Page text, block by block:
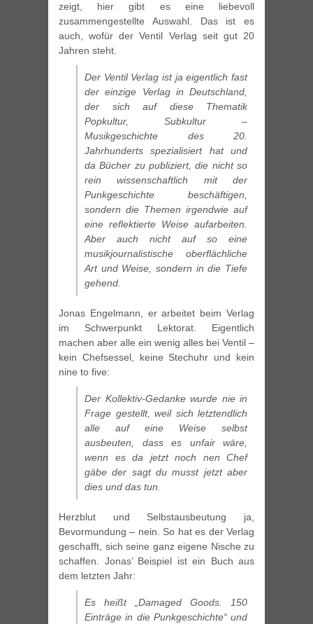
zeigt, hier gibt es eine liebevoll
zusammengestellte Auswahl. Das ist es
auch, wofür der Ventil Verlag seit gut 20
Jahren steht.
Der Ventil Verlag ist ja eigentlich fast
der einzige Verlag in Deutschland,
der sich auf diese Thematik
Popkultur, Subkultur –
Musikgeschichte des 20.
Jahrhunderts spezialisiert hat und
da Bücher zu publiziert, die nicht so
rein wissenschaftlich mit der
Punkgeschichte beschäftigen,
sondern die Themen irgendwie auf
eine reflektierte Weise aufarbeiten.
Aber auch nicht auf so eine
musikjournalistische oberflächliche
Art und Weise, sondern in die Tiefe
gehend.
Jonas Engelmann, er arbeitet beim Verlag
im Schwerpunkt Lektorat. Eigentlich
machen aber alle ein wenig alles bei Ventil –
kein Chefsessel, keine Stechuhr und kein
nine to five:
Der Kollektiv-Gedanke wurde nie in
Frage gestellt, weil sich letztendlich
alle auf eine Weise selbst
ausbeuten, dass es unfair wäre,
wenn es da jetzt noch nen Chef
gäbe der sagt du musst jetzt aber
dies und das tun.
Herzblut und Selbstausbeutung ja,
Bevormundung – nein. So hat es der Verlag
geschafft, sich seine ganz eigene Nische zu
schaffen. Jonas’ Beispiel ist ein Buch aus
dem letzten Jahr:
Es heißt „Damaged Goods. 150
Einträge in die Punkgeschichte“ und